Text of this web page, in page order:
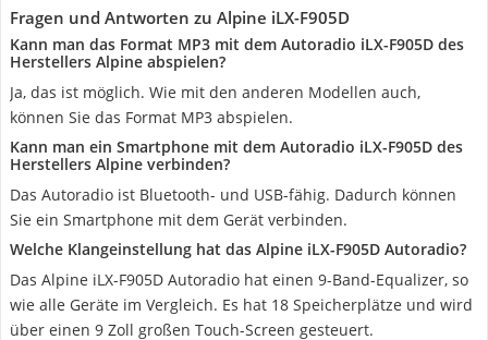
Fragen und Antworten zu Alpine iLX-F905D
Kann man das Format MP3 mit dem Autoradio iLX-F905D des
Herstellers Alpine abspielen?
Ja, das ist möglich. Wie mit den anderen Modellen auch,
können Sie das Format MP3 abspielen.
Kann man ein Smartphone mit dem Autoradio iLX-F905D des
Herstellers Alpine verbinden?
Das Autoradio ist Bluetooth- und USB-fähig. Dadurch können
Sie ein Smartphone mit dem Gerät verbinden.
Welche Klangeinstellung hat das Alpine iLX-F905D Autoradio?
Das Alpine iLX-F905D Autoradio hat einen 9-Band-Equalizer, so
wie alle Geräte im Vergleich. Es hat 18 Speicherplätze und wird
über einen 9 Zoll großen Touch-Screen gesteuert.